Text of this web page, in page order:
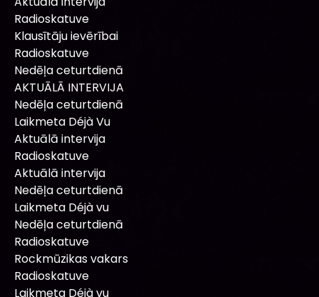
Radioskatuve
Klausītāju ievērībai
Radioskatuve
Nedēļa ceturtdienā
AKTUĀLĀ INTERVIJA
Nedēļa ceturtdienā
Laikmeta Déjà Vu
Aktuālā intervija
Radioskatuve
Aktuālā intervija
Nedēļa ceturtdienā
Laikmeta Déjà vu
Nedēļa ceturtdienā
Radioskatuve
Rockmūzikas vakars
Radioskatuve
Laikmeta Déjà vu